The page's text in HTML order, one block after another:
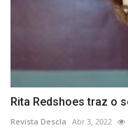
Rita Redshoes traz o
Revista Descla Abr 3, 2022